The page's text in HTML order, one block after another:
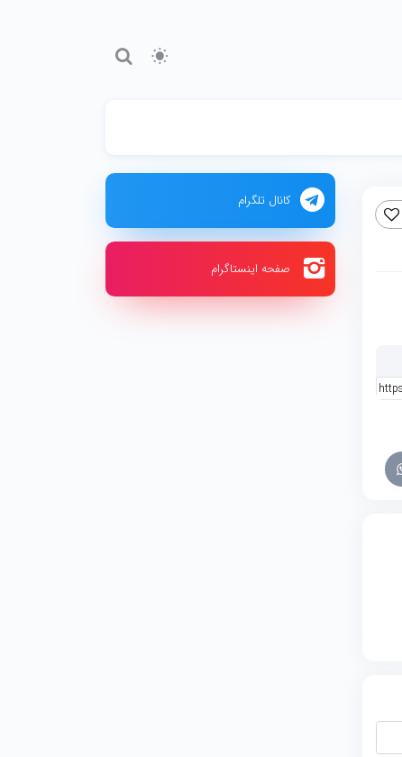
کانال تلگرام
صفحه اینستاگرام